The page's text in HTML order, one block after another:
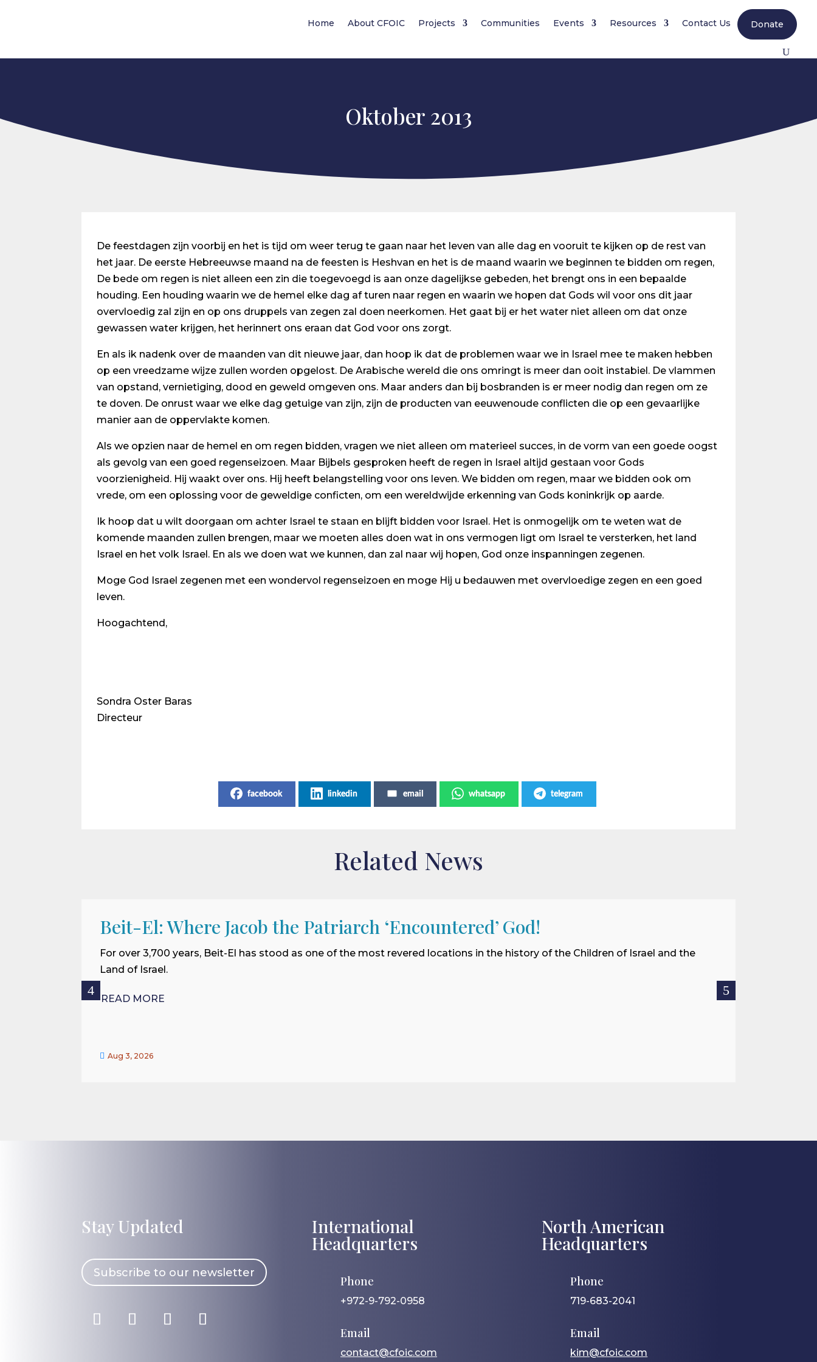
Home About CFOIC Projects Communities Events Resources Contact Us Donate
Oktober 2013
De feestdagen zijn voorbij en het is tijd om weer terug te gaan naar het leven van alle dag en vooruit te kijken op de rest van
het jaar. De eerste Hebreeuwse maand na de feesten is Heshvan en het is de maand waarin we beginnen te bidden om regen,
De bede om regen is niet alleen een zin die toegevoegd is aan onze dagelijkse gebeden, het brengt ons in een bepaalde
houding. Een houding waarin we de hemel elke dag af turen naar regen en waarin we hopen dat Gods wil voor ons dit jaar
overvloedig zal zijn en op ons druppels van zegen zal doen neerkomen. Het gaat bij er het water niet alleen om dat onze
gewassen water krijgen, het herinnert ons eraan dat God voor ons zorgt.
En als ik nadenk over de maanden van dit nieuwe jaar, dan hoop ik dat de problemen waar we in Israel mee te maken hebben
op een vreedzame wijze zullen worden opgelost. De Arabische wereld die ons omringt is meer dan ooit instabiel. De vlammen
van opstand, vernietiging, dood en geweld omgeven ons. Maar anders dan bij bosbranden is er meer nodig dan regen om ze
te doven. De onrust waar we elke dag getuige van zijn, zijn de producten van eeuwenoude conflicten die op een gevaarlijke
manier aan de oppervlakte komen.
Als we opzien naar de hemel en om regen bidden, vragen we niet alleen om materieel succes, in de vorm van een goede oogst
als gevolg van een goed regenseizoen. Maar Bijbels gesproken heeft de regen in Israel altijd gestaan voor Gods
voorzienigheid. Hij waakt over ons. Hij heeft belangstelling voor ons leven. We bidden om regen, maar we bidden ook om
vrede, om een oplossing voor de geweldige conficten, om een wereldwijde erkenning van Gods koninkrijk op aarde.
Ik hoop dat u wilt doorgaan om achter Israel te staan en blijft bidden voor Israel. Het is onmogelijk om te weten wat de
komende maanden zullen brengen, maar we moeten alles doen wat in ons vermogen ligt om Israel te versterken, het land
Israel en het volk Israel. En als we doen wat we kunnen, dan zal naar wij hopen, God onze inspanningen zegenen.
Moge God Israel zegenen met een wondervol regenseizoen en moge Hij u bedauwen met overvloedige zegen en een goed
leven.
Hoogachtend,
Sondra Oster Baras
Directeur
facebook linkedin email whatsapp telegram
Related News
Beit-El: Where Jacob the Patriarch ‘Encountered’ God!
For over 3,700 years, Beit-El has stood as one of the most revered locations in the history of the Children of Israel and the
Land of Israel.
READ MORE
 Aug 3, 2026
Stay Updated
Subscribe to our newsletter
International
Headquarters
Phone
+972-9-792-0958
Email
contact@cfoic.com
North American
Headquarters
Phone
719-683-2041
Email
kim@cfoic.com